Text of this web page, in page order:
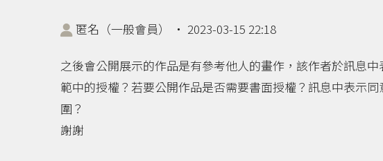
匿名（一般會員） ‧ 2023-03-15 22:18
之後會公開展示的作品是有參考他人的畫作，該作者於訊息
範中的授權？若要公開作品是否需要書面授權？訊息中表示
圍？
謝謝